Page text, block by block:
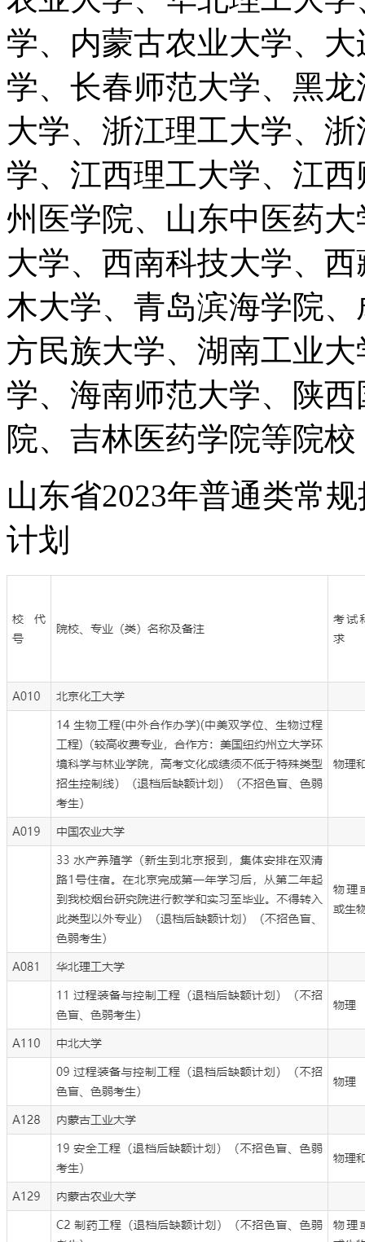
学、内蒙古农业大学、
学、长春师范大学、黑
大学、浙江理工大学、
学、江西理工大学、江
州医学院、山东中医药
大学、西南科技大学、
木大学、青岛滨海学院
方民族大学、湖南工业
学、海南师范大学、陕
院、吉林医药学院等院校
山东省2023年普通类常
计划